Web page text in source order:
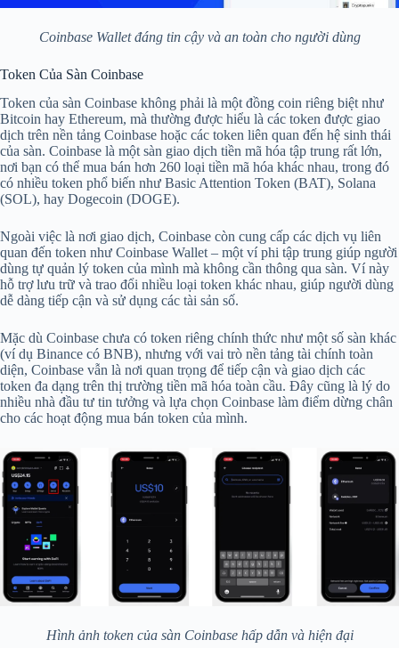
Coinbase Wallet đáng tin cậy và an toàn cho người dùng
Token Của Sàn Coinbase
Token của sàn Coinbase không phải là một đồng coin riêng biệt như
Bitcoin hay Ethereum, mà thường được hiểu là các token được giao
dịch trên nền tảng Coinbase hoặc các token liên quan đến hệ sinh thái
của sàn. Coinbase là một sàn giao dịch tiền mã hóa tập trung rất lớn,
nơi bạn có thể mua bán hơn 260 loại tiền mã hóa khác nhau, trong đó
có nhiều token phổ biến như Basic Attention Token (BAT), Solana
(SOL), hay Dogecoin (DOGE).
Ngoài việc là nơi giao dịch, Coinbase còn cung cấp các dịch vụ liên
quan đến token như Coinbase Wallet – một ví phi tập trung giúp người
dùng tự quản lý token của mình mà không cần thông qua sàn. Ví này
hỗ trợ lưu trữ và trao đổi nhiều loại token khác nhau, giúp người dùng
dễ dàng tiếp cận và sử dụng các tài sản số.
Mặc dù Coinbase chưa có token riêng chính thức như một số sàn khác
(ví dụ Binance có BNB), nhưng với vai trò nền tảng tài chính toàn
diện, Coinbase vẫn là nơi quan trọng để tiếp cận và giao dịch các
token đa dạng trên thị trường tiền mã hóa toàn cầu. Đây cũng là lý do
nhiều nhà đầu tư tin tưởng và lựa chọn Coinbase làm điểm dừng chân
cho các hoạt động mua bán token của mình.
Hình ảnh token của sàn Coinbase hấp dẫn và hiện đại